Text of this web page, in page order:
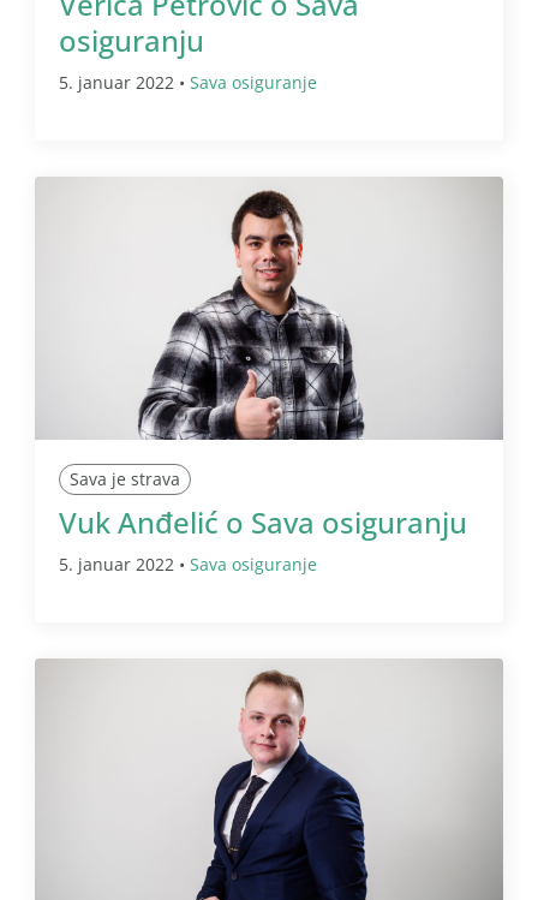
osiguranju
5. januar 2022 • Sava osiguranje
Sava je strava
Vuk Anđelić o Sava osiguranju
5. januar 2022 • Sava osiguranje